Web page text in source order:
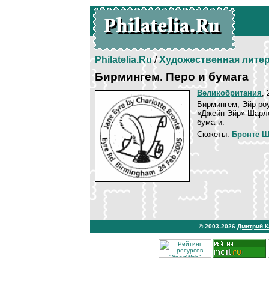
Philatelia.Ru/Художественная
Бирмингем. Перо и бумага
Великобритания,
Бирмингем, Эйр
«Джейн Эйр»
бумаги.
Сюжеты: Бронте
© 2003-2026 Дмитрий